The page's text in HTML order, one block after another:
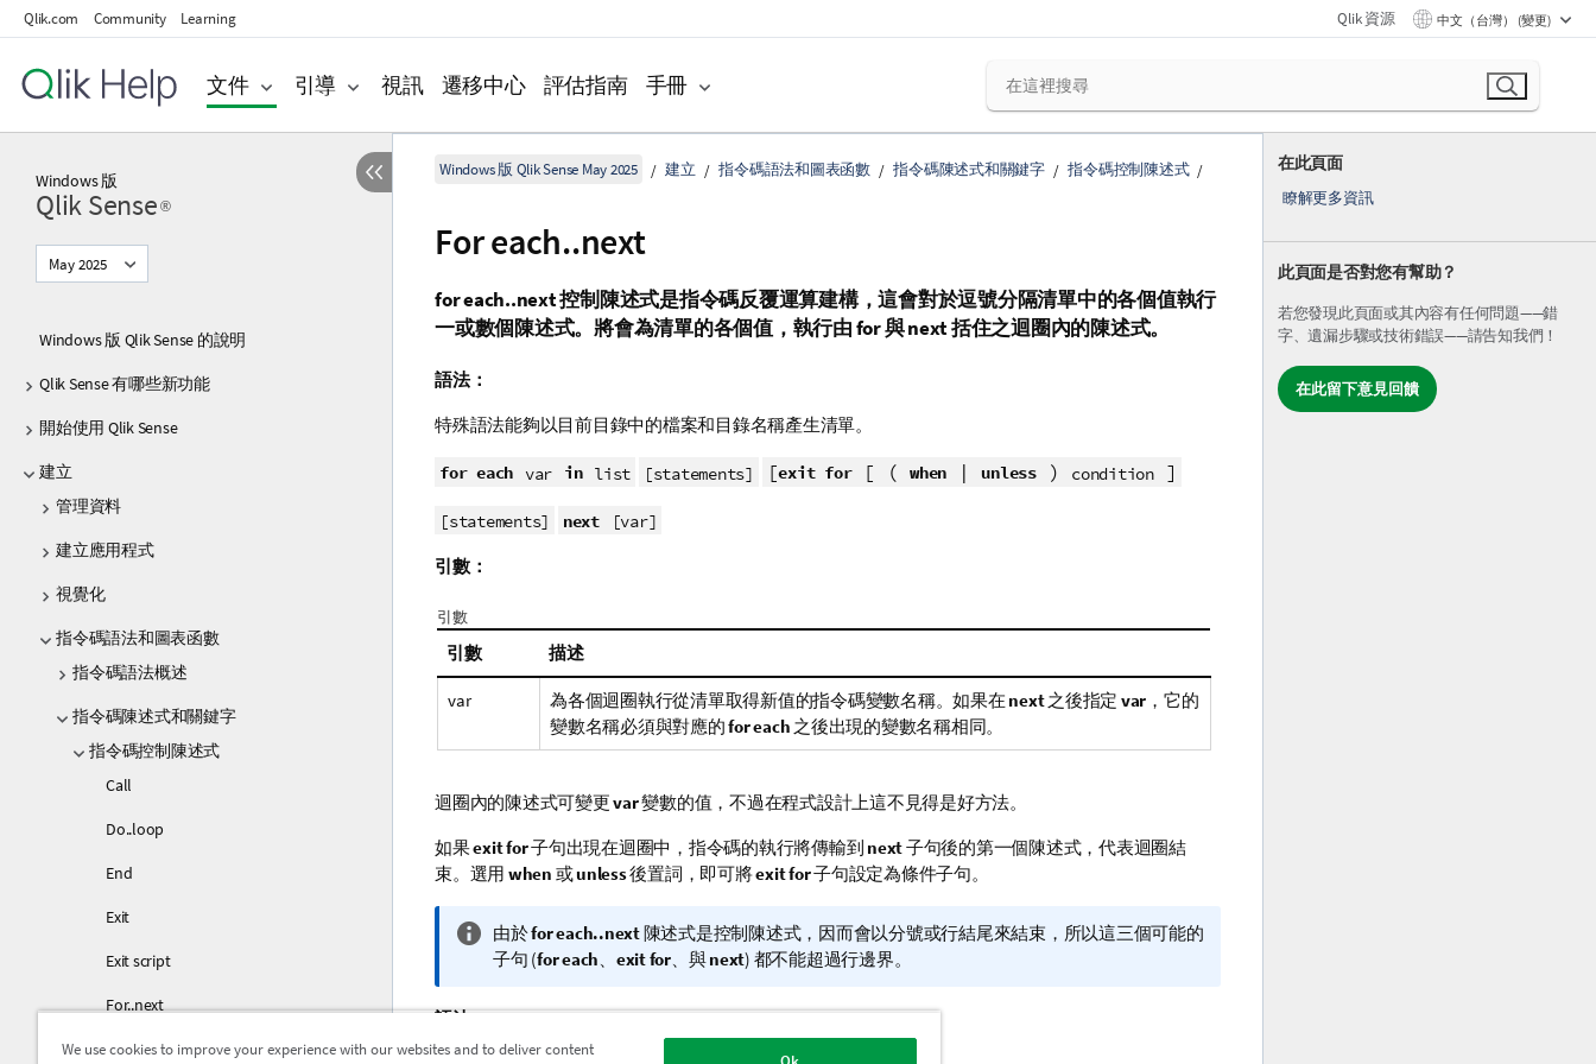
Qlik.com Community Learning Qlik 資源 中文（台灣） (變更)
文件 引導 視訊 遷移中心 評估指南 手冊
Windows版
Qlik Sense ®
May 2025
Windows 版 Qlik Sense 的說明
Qlik Sense 有哪些新功能
開始使用 Qlik Sense
建立
管理資料
建立應用程式
視覺化
指令碼語法和圖表函數
指令碼語法概述
指令碼陳述式和關鍵字
指令碼控制陳述式
Call
Do..loop
End
Exit
Exit script
For..next
For each..next
在此頁面
瞭解更多資訊
此頁面是否對您有幫助？
若您發現此頁面或其內容有任何問題——錯
字、遺漏步驟或技術錯誤——請告知我們！
在此留下意見回饋
Windows 版 Qlik Sense May 2025 建立 指令碼語法和圖表函數 指令碼陳述式和關鍵字 指令碼控制陳述式
For each..next
for each..next控制陳述式是指令碼反覆運算建構，這會對於逗號分隔清單中的各個值執行
一或數個陳述式。將會為清單的各個值，執行由for與next括住之迴圈內的陳述式。
語法：
特殊語法能夠以目前目錄中的檔案和目錄名稱產生清單。
for each var in list [statements] [exit for[ ( when |unless) condition]
[statements] next [var]
引數：
引數
引數 描述
var 為各個迴圈執行從清單取得新值的指令碼變數名稱。如果在 next之後指定 var ，它的
變數名稱必須與對應的for each 之後出現的變數名稱相同。
迴圈內的陳述式可變更var變數的值，不過在程式設計上這不見得是好方法。
如果exit for子句出現在迴圈中，指令碼的執行將傳輸到 next子句後的第一個陳述式，代表迴圈結
束。選用 when 或unless後置詞，即可將exit for子句設定為條件子句。
資
訊
註
由於for each..next陳述式是控制陳述式，因而會以分號或行結尾來結束，所以這三個可能的
子句 (for each、 exit for、與next) 都不能超過行邊界。
語法：
We use cookies to improve your experience with our websites and to deliver content